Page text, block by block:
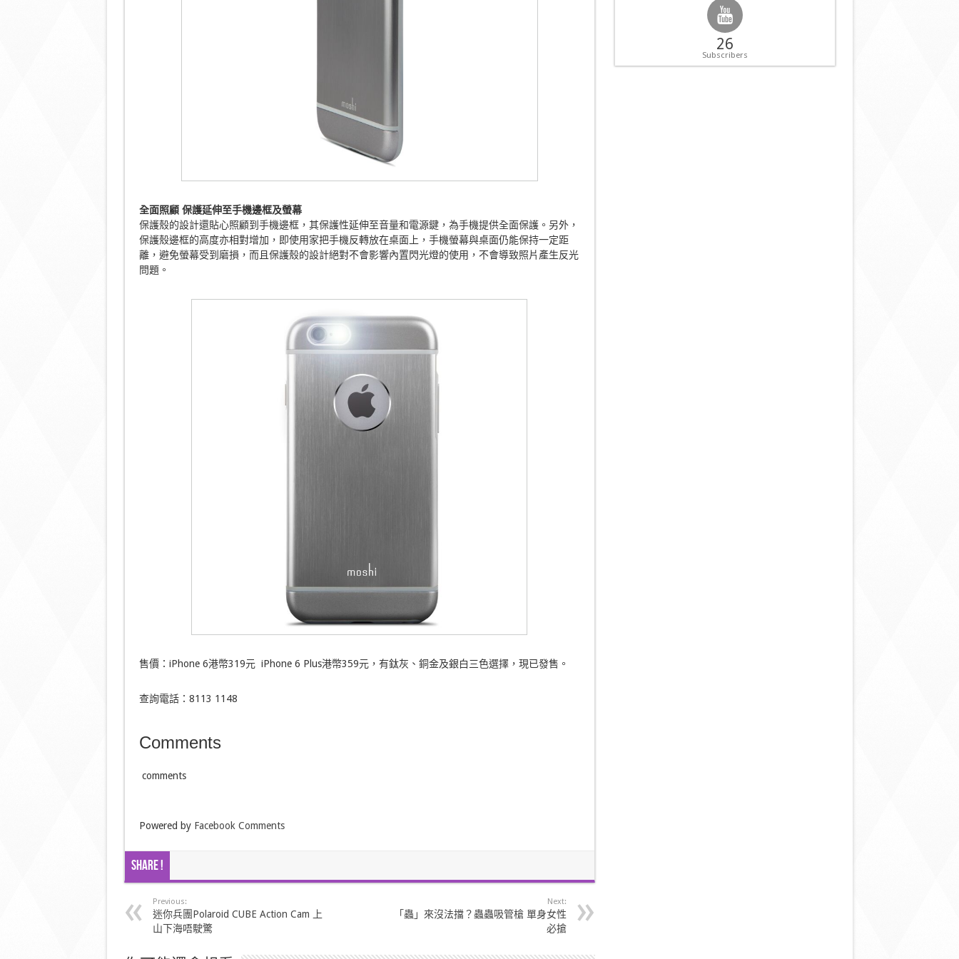
全面照顧 保護延伸至手機邊框及螢幕
保護殼的設計還貼心照顧到手機邊框，其保護性延伸至音量和電源鍵，為手機提供全面保護。另外，
保護殼邊框的高度亦相對增加，即使用家把手機反轉放在桌面上，手機螢幕與桌面仍能保持一定距
離，避免螢幕受到磨損，而且保護殼的設計絕對不會影響內置閃光燈的使用，不會導致照片產生反光
問題。
售價：iPhone 6港幣319元 iPhone 6 Plus港幣359元，有鈦灰、銅金及銀白三色選擇，現已發售。
查詢電話：8113 1148
Comments
comments
Powered by Facebook Comments
Share !
Previous:
迷你兵團Polaroid CUBE Action Cam 上
山下海唔駛驚
Next:
「蟲」來沒法擋？蟲蟲吸管槍 單身女性
必搶
26
Subscribers